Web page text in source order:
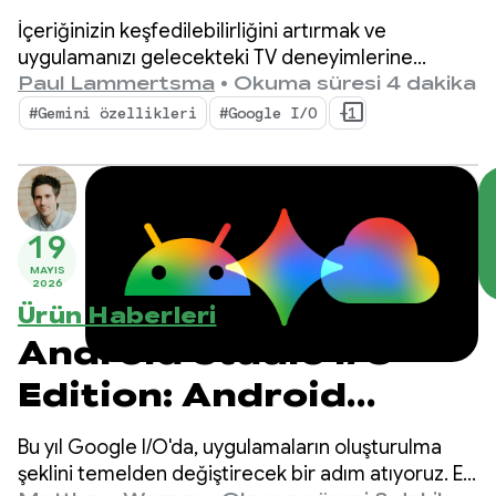
bulunabilirliğini ve
etkileşimini artırma
İçeriğinizin keşfedilebilirliğini artırmak ve
uygulamanızı gelecekteki TV deneyimlerine
hazırlamak için tasarlanan Google TV özelliklerini
ve geliştirici araçlarını sizinle paylaşmaktan
heyecan duyuyoruz.
Paul Lammertsma • Okuma süresi 4 dakika
#Gemini özellikleri #Google I/O +1
19
MAYIS
2026
Ürün Haberleri
Android Studio I/O
Edition: Android
geliştirici
araçlarındaki
Bu yıl Google I/O'da, uygulamaların oluşturulma
şeklini temelden değiştirecek bir adım atıyoruz. En